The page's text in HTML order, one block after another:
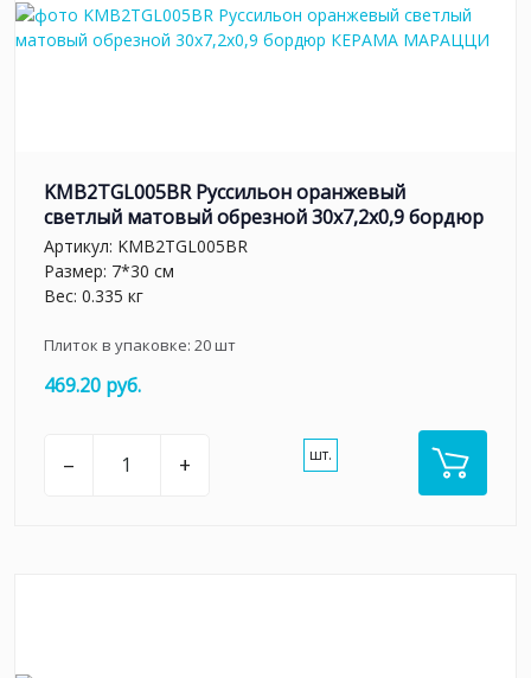
KMB2TGL005BR Руссильон оранжевый
светлый матовый обрезной 30x7,2x0,9 бордюр
Артикул: KMB2TGL005BR
Размер: 7*30 см
Вес: 0.335 кг
Плиток в упаковке: 20шт
469.20 руб.
– + шт.